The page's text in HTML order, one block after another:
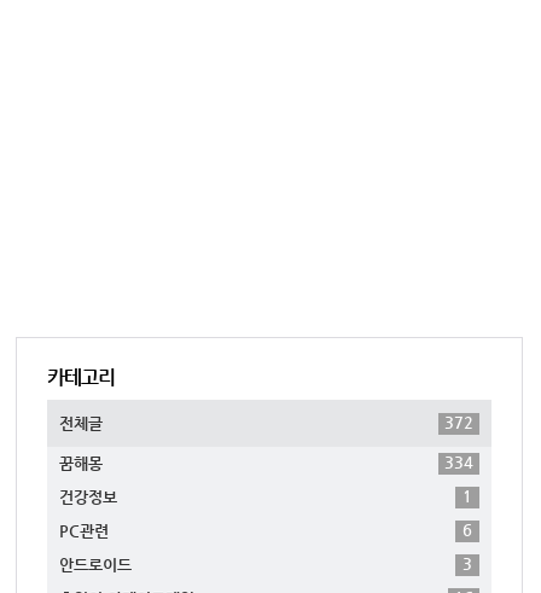
카테고리
전체글 372
꿈해몽
334
건강정보
1
PC관련
6
안드로이드
3